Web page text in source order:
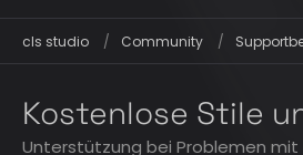
cls studio Community
Kostenlose Stile
Unterstützung bei Problemen mit